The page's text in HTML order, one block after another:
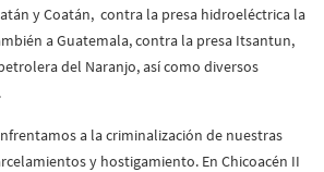
y Coatán, contra la presa hidroeléctrica la
a Guatemala, contra la presa Itsantun,
del Naranjo, así como diversos
a la criminalización de nuestras
y hostigamiento. En Chicoacén II